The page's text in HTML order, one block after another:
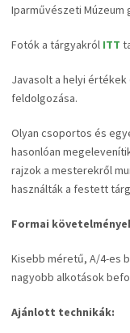
Iparművészeti Múzeum
Fotók a tárgyakról ITT
Javasolt a helyi
feldolgozása.
Olyan csoportos és
hasonlóan
rajzok a mesterekről
használták a festett
Formai
Kisebb méretű, A/4-es
nagyobb alkotások
Ajánlott technikák: